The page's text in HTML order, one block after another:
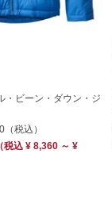
・ビーン・ダウン・ジ
（税込）
（税込¥ 8,360 ～ ¥